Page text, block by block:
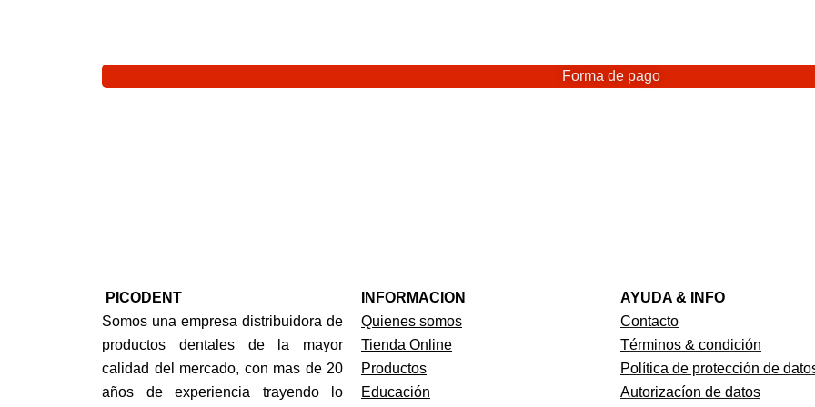
Forma de pago
PICODENT
Somos una empresa distribuidora de
productos dentales de la mayor
calidad del mercado, con mas de 20
años de experiencia trayendo lo
INFORMACION
Quienes somos
Tienda Online
Productos
Educación
AYUDA & INFO
Contacto
Términos & condición
Política de protección de
Autorizacíon de datos